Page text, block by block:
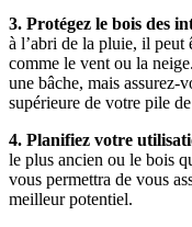
3. Protégez le bois des
à l’abri de la pluie, il peut
comme le vent ou la
une bâche, mais assurez-
supérieure de votre pile
4. Planifiez votre
le plus ancien ou le bois
vous permettra de vous
meilleur potentiel.